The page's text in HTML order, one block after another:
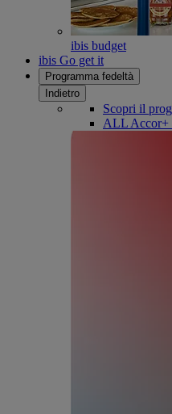
ibis budget
ibis Go get it
Programma fedeltà
Indietro
Scopri il
ALL Accor+